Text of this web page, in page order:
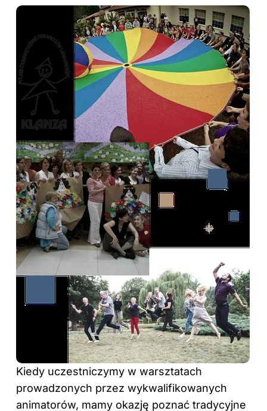
Kiedy uczestniczymy w warsztatach
prowadzonych przez wykwalifikowanych
animatorów, mamy okazję poznać tradycyjne